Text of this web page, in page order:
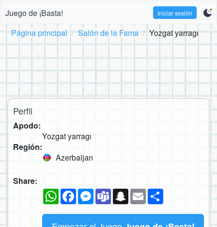
Juego de ¡Basta! Iniciar sesión
Página principal Salón de la Fama Yozgat yarragı
Perfil
Apodo:
Yozgat yarragı
Región:
Azerbaijan
Share:
WhatsAppFacebookMessenger
TeamsSnapchat
Email